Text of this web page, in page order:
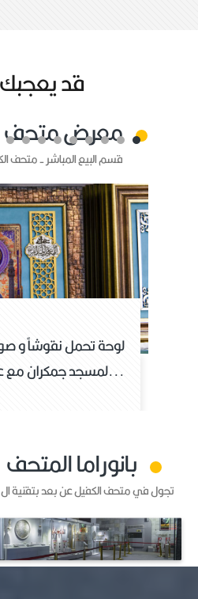
قد
معرض متحف
قسم البيع المباشر - متحف
لوحة تحمل قطعة من
من السجاد الخاص بم...
بانوراما المتحف
تجول في متحف الكفيل عن بعد بتقنية ال VR